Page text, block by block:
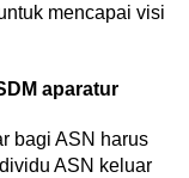
mencapai visi
aparatur
bagi ASN harus
ASN keluar